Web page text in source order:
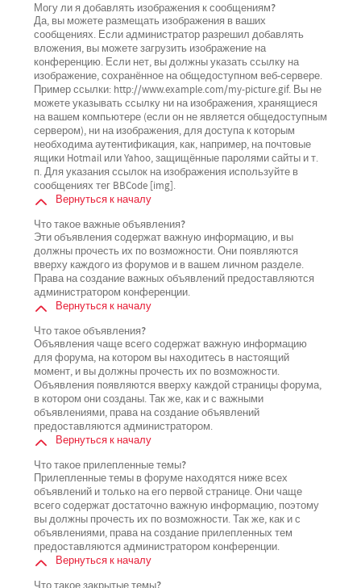
Могу ли я добавлять изображения к сообщениям?
Да, вы можете размещать изображения в ваших
сообщениях. Если администратор разрешил добавлять
вложения, вы можете загрузить изображение на
конференцию. Если нет, вы должны указать ссылку на
изображение, сохранённое на общедоступном веб-сервере.
Пример ссылки: http://www.example.com/my-picture.gif. Вы не
можете указывать ссылку ни на изображения, хранящиеся
на вашем компьютере (если он не является общедоступным
сервером), ни на изображения, для доступа к которым
необходима аутентификация, как, например, на почтовые
ящики Hotmail или Yahoo, защищённые паролями сайты и т.
п. Для указания ссылок на изображения используйте в
сообщениях тег BBCode [img].
Вернуться к началу
Что такое важные объявления?
Эти объявления содержат важную информацию, и вы
должны прочесть их по возможности. Они появляются
вверху каждого из форумов и в вашем личном разделе.
Права на создание важных объявлений предоставляются
администратором конференции.
Вернуться к началу
Что такое объявления?
Объявления чаще всего содержат важную информацию
для форума, на котором вы находитесь в настоящий
момент, и вы должны прочесть их по возможности.
Объявления появляются вверху каждой страницы форума,
в котором они созданы. Так же, как и с важными
объявлениями, права на создание объявлений
предоставляются администратором.
Вернуться к началу
Что такое прилепленные темы?
Прилепленные темы в форуме находятся ниже всех
объявлений и только на его первой странице. Они чаще
всего содержат достаточно важную информацию, поэтому
вы должны прочесть их по возможности. Так же, как и с
объявлениями, права на создание прилепленных тем
предоставляются администратором конференции.
Вернуться к началу
Что такое закрытые темы?